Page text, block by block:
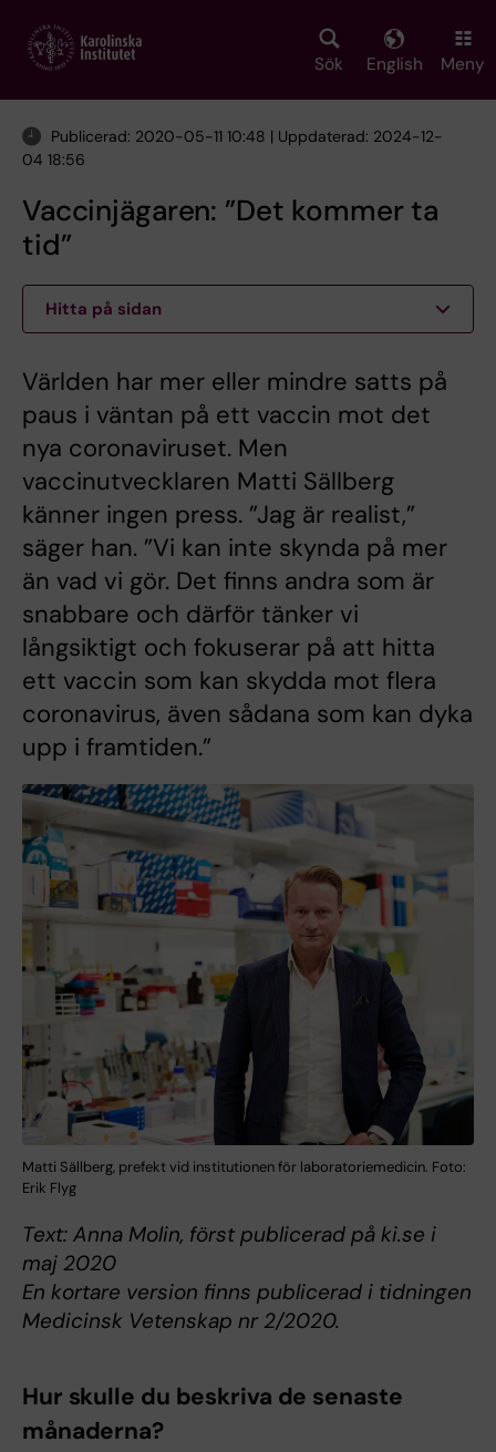
main
Sök English Meny
Publicerad: 2020-05-11 10:48 | Uppdaterad: 2024-12-
04 18:56
Vaccinjägaren: ”Det kommer ta
tid”
Hitta på sidan
Världen har mer eller mindre satts på
paus i väntan på ett vaccin mot det
nya coronaviruset. Men
vaccinutvecklaren Matti Sällberg
känner ingen press. ”Jag är realist,”
säger han. ”Vi kan inte skynda på mer
än vad vi gör. Det finns andra som är
snabbare och därför tänker vi
långsiktigt och fokuserar på att hitta
ett vaccin som kan skydda mot flera
coronavirus, även sådana som kan dyka
upp i framtiden.”
Matti Sällberg, prefekt vid institutionen för laboratoriemedicin. Foto:
Erik Flyg
Text: Anna Molin, först publicerad på ki.se i
maj 2020
En kortare version finns publicerad i tidningen
Medicinsk Vetenskap nr 2/2020.
Hur skulle du beskriva de senaste
månaderna?